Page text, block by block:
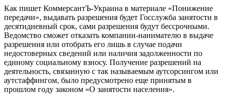
Как пишет КоммерсантЪ-Украина в материале «Понижение
передачи», выдавать разрешения будет Госслужба занятости в
десятидневный срок, сами разрешения будут бессрочными.
Ведомство сможет отказать компании-нанимателю в выдаче
разрешения или отобрать его лишь в случае подачи
недостоверных сведений или наличия задолженности по
единому социальному взносу. Получение разрешений на
деятельность, связанную с так называемым аутсорсингом или
аутстаффингом, было предусмотрено еще принятым в
прошлом году законом «О занятости населения».